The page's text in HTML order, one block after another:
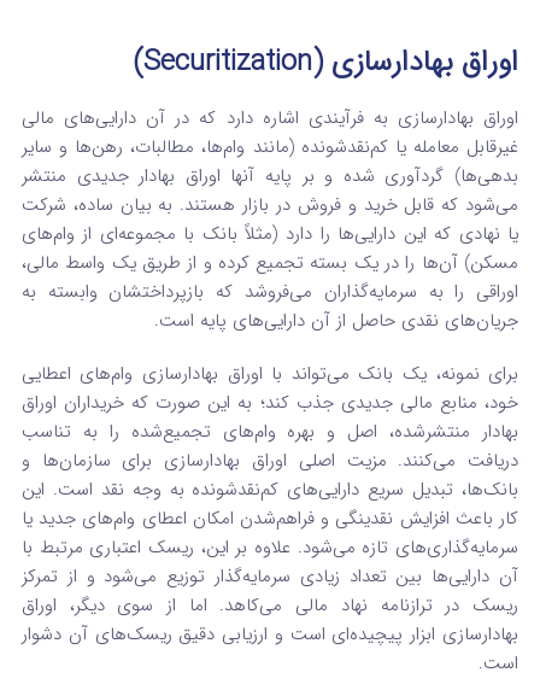
اوراق بهادارسازی (Securitization)
اوراق بهادارسازی به فرآیندی اشاره دارد که در آن دارایی‌های مالی
غیرقابل معامله یا کم‌نقدشونده (مانند وام‌ها، مطالبات، رهن‌ها و سایر
بدهی‌ها) گردآوری شده و بر پایه آنها اوراق بهادار جدیدی منتشر
می‌شود که قابل خرید و فروش در بازار هستند. به بیان ساده، شرکت
یا نهادی که این دارایی‌ها را دارد (مثلاً بانک با مجموعه‌ای از وام‌های
مسکن) آن‌ها را در یک بسته تجمیع کرده و از طریق یک واسط مالی،
اوراقی را به سرمایه‌گذاران می‌فروشد که بازپرداختشان وابسته به
جریان‌های نقدی حاصل از آن دارایی‌های پایه است.
برای نمونه، یک بانک می‌تواند با اوراق بهادارسازی وام‌های اعطایی
خود، منابع مالی جدیدی جذب کند؛ به این صورت که خریداران اوراق
بهادار منتشر‌شده، اصل و بهره وام‌های تجمیع‌شده را به تناسب
دریافت می‌کنند. مزیت اصلی اوراق بهادارسازی برای سازمان‌ها و
بانک‌ها، تبدیل سریع دارایی‌های کم‌نقدشونده به وجه نقد است. این
کار باعث افزایش نقدینگی و فراهم‌شدن امکان اعطای وام‌های جدید یا
سرمایه‌گذاری‌های تازه می‌شود. علاوه بر این، ریسک اعتباری مرتبط با
آن دارایی‌ها بین تعداد زیادی سرمایه‌گذار توزیع می‌شود و از تمرکز
ریسک در ترازنامه نهاد مالی می‌کاهد. اما از سوی دیگر، اوراق
بهادارسازی ابزار پیچیده‌ای است و ارزیابی دقیق ریسک‌های آن دشوار
است.